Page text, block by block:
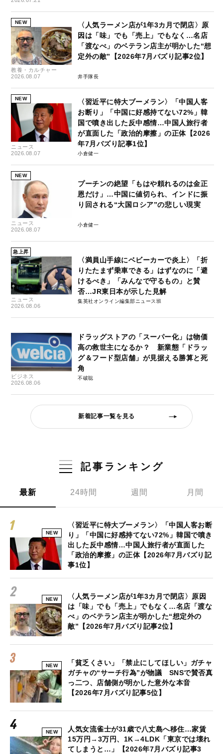
NEW
教養・カルチャー
2026.08.07
〈人気ラーメン店が1年3カ月で閉店〉原
因は「味」でも「売上」でもなく…名店
「渡なべ」のベテラン店主が明かした“想
定外の敵”【2026年7月バズり記事2位】
井手隊長
NEW
ニュース
2026.08.07
〈習近平に特大ブーメラン〉「中国人客
お断り」「中国に好感持てない72%」韓
国で噴き出した反中感情…中国人旅行者
が直面した「政治的摩擦」の正体【2026
年7月バズり記事1位】
小倉健一
NEW
ニュース
2026.08.07
プーチンの絶望「もはや頼れるのは金正
恩だけ」…中国に値切られ、インドに振
り回される“大国ロシア”の悲しい現実
小倉健一
急上昇
ニュース
2026.08.06
〈満員山手線にベビーカーで炎上〉「折
りたたまず乗車できる」はずなのに「避
けるべき」「みんなで守るもの」と賛
否…JR東日本が示した見解
集英社オンライン編集部ニュース班
ビジネス
2026.08.06
ドラッグストアの「スーパー化」は物価
高の救世主になるか？ 新業態「ドラッ
グ＆フード型店舗」が見据える勝算と死
角
不破聡
新着記事一覧を見る
記事ランキング
最新 24時間 週間 月間
NEW
〈習近平に特大ブーメラン〉「中国人客お断
り」「中国に好感持てない72%」韓国で噴き
出した反中感情…中国人旅行者が直面した
「政治的摩擦」の正体【2026年7月バズり記
事1位】
NEW
〈人気ラーメン店が1年3カ月で閉店〉原因
は「味」でも「売上」でもなく…名店「渡な
べ」のベテラン店主が明かした“想定外の
敵”【2026年7月バズり記事2位】
NEW
「貧乏くさい」「禁止にしてほしい」ガチャ
ガチャの“サーチ行為”が物議 SNSで賛否真
っ二つ、店舗側が明かした意外な本音
【2026年7月バズり記事5位】
NEW
人気女流雀士が31歳で八丈島へ移住…家賃
15万円→3万円、1K→4LDK「東京では壊れ
てしまうと…」【2026年7月バズり記事3